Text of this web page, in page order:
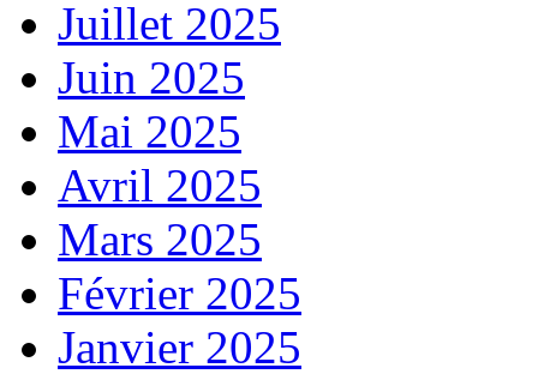
Juillet 2025
Juin 2025
Mai 2025
Avril 2025
Mars 2025
Février 2025
Janvier 2025